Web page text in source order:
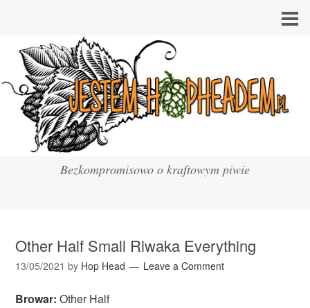
Bezkompromisowo o kraftowym piwie
Other Half Small Riwaka Everything
13/05/2021 by Hop Head Leave a Comment
Browar: Other Half